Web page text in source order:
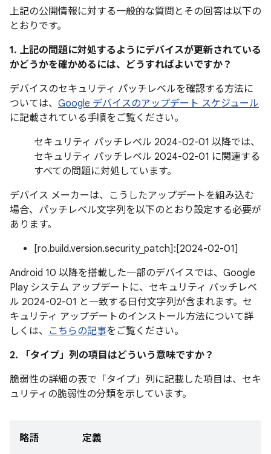
上記の公開情報に対する一般的な質問とその回答は以下の
とおりです。
1. 上記の問題に対処するようにデバイスが更新されている
かどうかを確かめるには、どうすればよいですか？
デバイスのセキュリティ パッチレベルを確認する方法に
ついては、 Google デバイスのアップデート スケジュール
に記載されている手順をご覧ください。
セキュリティ パッチレベル 2024-02-01 以降では、
セキュリティ パッチレベル 2024-02-01 に関連する
すべての問題に対処しています。
デバイス メーカーは、こうしたアップデートを組み込む
場合、パッチレベル文字列を以下のとおり設定する必要が
あります。
[ro.build.version.security_patch]:[2024-02-01]
Android 10 以降を搭載した一部のデバイスでは、Google
Play システム アップデートに、セキュリティ パッチレベ
ル 2024-02-01 と一致する日付文字列が含まれます。セ
キュリティ アップデートのインストール方法について詳
しくは、 こちらの記事をご覧ください。
2. 「タイプ」 列の項目はどういう意味ですか？
脆弱性の詳細の表で「タイプ」 列に記載した項目は、セキ
ュリティの脆弱性の分類を示しています。
略語 定義